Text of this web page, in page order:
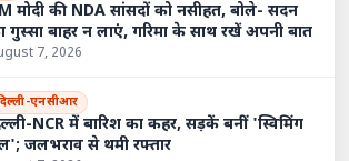
मोदी की NDA सांसदों को नसीहत, बोले- सदन
गुस्सा बाहर न लाएं, गरिमा के साथ रखें अपनी बात
7, 2026
एनसीआर
NCR में बारिश का कहर, सड़कें बनीं 'स्विमिंग
जलभराव से थमी रफ्तार